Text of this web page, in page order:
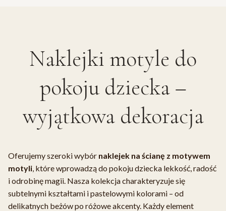
Naklejki motyle do
pokoju dziecka –
wyjątkowa dekoracja
Oferujemy szeroki wybór naklejek na ścianę z motywem
motyli, które wprowadzą do pokoju dziecka lekkość, radość
i odrobinę magii. Nasza kolekcja charakteryzuje się
subtelnymi kształtami i pastelowymi kolorami – od
delikatnych beżów po różowe akcenty. Każdy element